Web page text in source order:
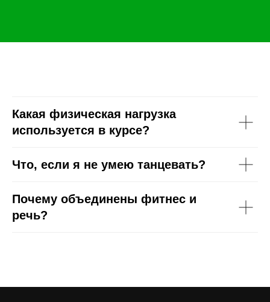
Какая физическая нагрузка
используется в курсе?
Что, если я не умею танцевать?
Почему объединены фитнес и
речь?